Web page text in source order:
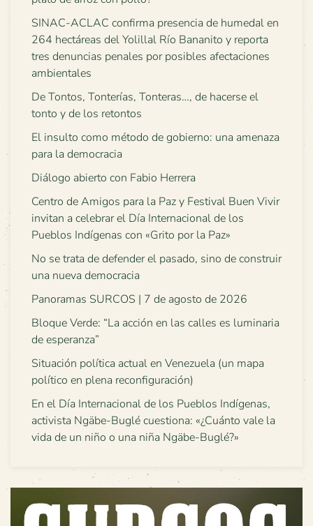
SINAC-ACLAC confirma presencia de humedal en
264 hectáreas del Yolillal Río Bananito y reporta
tres denuncias penales por posibles afectaciones
ambientales
De Tontos, Tonterías, Tonteras…, de hacerse el
tonto y de los retontos
El insulto como método de gobierno: una amenaza
para la democracia
Diálogo abierto con Fabio Herrera
Centro de Amigos para la Paz y Festival Buen Vivir
invitan a celebrar el Día Internacional de los
Pueblos Indígenas con «Grito por la Paz»
No se trata de defender el pasado, sino de construir
una nueva democracia
Panoramas SURCOS | 7 de agosto de 2026
Bloque Verde: “La acción en las calles es luminaria
de esperanza”
Situación política actual en Venezuela (un mapa
político en plena reconfiguración)
En el Día Internacional de los Pueblos Indígenas,
activista Ngäbe-Buglé cuestiona: «¿Cuánto vale la
vida de un niño o una niña Ngäbe-Buglé?»